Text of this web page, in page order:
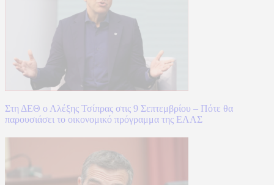
Στη ΔΕΘ ο Αλέξης Τσίπρας στις 9 Σεπτεμβρίου – Πότε θα
παρουσιάσει το οικονομικό πρόγραμμα της ΕΛΑΣ